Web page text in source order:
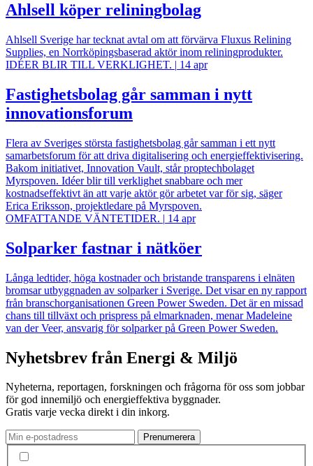
Ahlsell köper reliningbolag
Ahlsell Sverige har tecknat avtal om att förvärva Fluxus Relining
Supplies, en Norrköpingsbaserad aktör inom reliningprodukter.
IDÉER BLIR TILL VERKLIGHET. | 14 apr
Fastighetsbolag går samman i nytt
innovationsforum
Flera av Sveriges största fastighetsbolag går samman i ett nytt
samarbetsforum för att driva digitalisering och energieffektivisering.
Bakom initiativet, Innovation Vault, står proptechbolaget
Myrspoven. Idéer blir till verklighet snabbare och mer
kostnadseffektivt än att varje aktör gör arbetet var för sig, säger
Erica Eriksson, projektledare på Myrspoven.
OMFATTANDE VÄNTETIDER. | 14 apr
Solparker fastnar i nätköer
Långa ledtider, höga kostnader och bristande transparens i elnäten
bromsar utbyggnaden av solparker i Sverige. Det visar en ny rapport
från branschorganisationen Green Power Sweden. Det är en missad
chans till tillväxt och prispress på elmarknaden, menar Madeleine
van der Veer, ansvarig för solparker på Green Power Sweden.
Nyhetsbrev från Energi & Miljö
Nyheterna, reportagen, forskningen och frågorna för oss som jobbar
för god innemiljö och energieffektiva byggnader.
Gratis varje vecka direkt i din inkorg.